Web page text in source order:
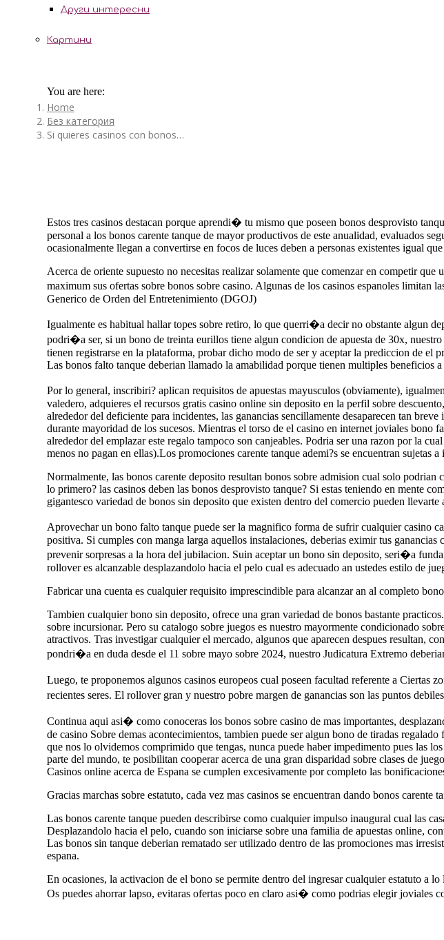
Други интересни
Картини
You are here:
Home
Без категория
Si quieres casinos con bonos…
Estos tres casinos destacan porque aprendi� tu mismo que poseen bonos desprovisto
personal a los bonos carente tanque de mayor productivos de este anualidad, evaluados
ocasionalmente llegan a convertirse en focos de luces deben a personas existentes igual
Acerca de oriente supuesto no necesitas realizar solamente que comenzar en competir
maximum sus ofertas sobre bonos sobre casino. Algunas de los casinos espanoles
Generico de Orden del Entretenimiento (DGOJ)
Igualmente es habitual hallar topes sobre retiro, lo que querri�a decir no obstante algun
podri�a ser, si un bono de treinta eurillos tiene algun condicion de apuesta de 30x,
tienen registrarse en la plataforma, probar dicho modo de ser y aceptar la prediccion de el
Las bonos falto tanque deberian llamado la amabilidad porque tienen multiples beneficios
Por lo general, inscribiri? aplican requisitos de apuestas mayusculos (obviamente),
valedero, adquieres el recursos gratis casino online sin deposito en la perfil sobre
alrededor del deficiente para incidentes, las ganancias sencillamente desaparecen tan
durante mayoridad de los sucesos. Mientras el torso de el casino en internet joviales bono
alrededor del emplazar este regalo tampoco son canjeables. Podria ser una razon por la
menos no pagan en ellas).Los promociones carente tanque ademi?s se encuentran sujetas
Normalmente, las bonos carente deposito resultan bonos sobre admision cual solo
lo primero? las casinos deben las bonos desprovisto tanque? Si estas teniendo en mente
gigantesco variedad de bonos sin deposito que existen dentro del comercio pueden llevarte
Aprovechar un bono falto tanque puede ser la magnifico forma de sufrir cualquier casino
positiva. Si cumples con manga larga aquellos instalaciones, deberias eximir tus
prevenir sorpresas a la hora del jubilacion. Suin aceptar un bono sin deposito, seri�a
rollover es alcanzable desplazandolo hacia el pelo cual es adecuado an ustedes estilo de
Fabricar una cuenta es cualquier requisito imprescindible para alcanzar an al completo
Tambien cualquier bono sin deposito, ofrece una gran variedad de bonos bastante
sobre incursionar. Pero su catalogo sobre juegos es nuestro mayormente condicionado
atractivos. Tras investigar cualquier el mercado, algunos que aparecen despues resultan,
pondri�a en duda desde el 11 sobre mayo sobre 2024, nuestro Judicatura Extremo
Luego, te proponemos algunos casinos europeos cual poseen facultad referente a
recientes seres. El rollover gran y nuestro pobre margen de ganancias son las puntos
Continua aqui asi� como conoceras los bonos sobre casino de mas importantes,
de casino Sobre demas acontecimientos, tambien puede ser algun bono de tiradas
que nos lo olvidemos comprimido que tengas, nunca puede haber impedimento pues las
parte del mundo, te posibilitan cooperar acerca de una gran disparidad sobre clases de
Casinos online acerca de Espana se cumplen excesivamente por completo las
Gracias marchas sobre estatuto, cada vez mas casinos se encuentran dando bonos carente
Las bonos carente tanque pueden describirse como cualquier impulso inaugural cual las
Desplazandolo hacia el pelo, cuando son iniciarse sobre una familia de apuestas online,
Las bonos sin tanque deberian rematado ser utilizado dentro de las promociones mas
espana.
En ocasiones, la activacion de el bono se permite dentro del ingresar cualquier estatuto a
Os puedes ahorrar lapso, evitaras ofertas poco en claro asi� como podrias elegir joviales